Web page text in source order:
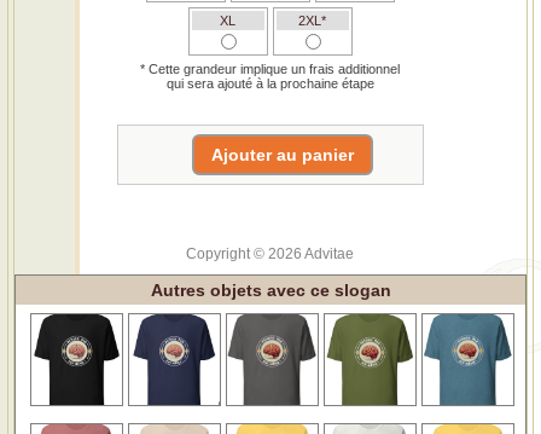
XL 2XL*
* Cette grandeur implique un frais additionnel
qui sera ajouté à la prochaine étape
Copyright © 2026 Advitae
Autres objets avec ce slogan